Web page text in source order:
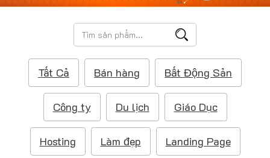
n
u
T
ì
m
i
ế
m
Tất Cả Bán hàng Bất Động Sản
Công ty Du lịch Giáo Dục
Hosting Làm đẹp Landing Page